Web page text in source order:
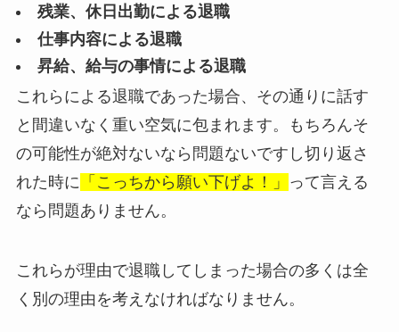
残業、休日出勤による退職
仕事内容による退職
昇給、給与の事情による退職
これらによる退職であった場合、その通りに話す
と間違いなく重い空気に包まれます。もちろんそ
の可能性が絶対ないなら問題ないですし切り返さ
れた時に 「こっちから願い下げよ！」 って言える
なら問題ありません。
これらが理由で退職してしまった場合の多くは全
く別の理由を考えなければなりません。